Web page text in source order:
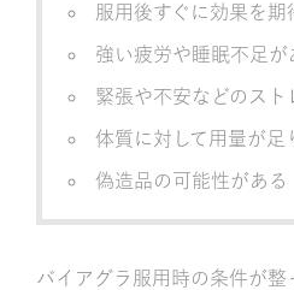
服用後すぐに効果を期
強い疲労や睡眠不足が
緊張や不安などのスト
体質に対して用量が足
偽造品の可能性がある
バイアグラ服用時の条件が